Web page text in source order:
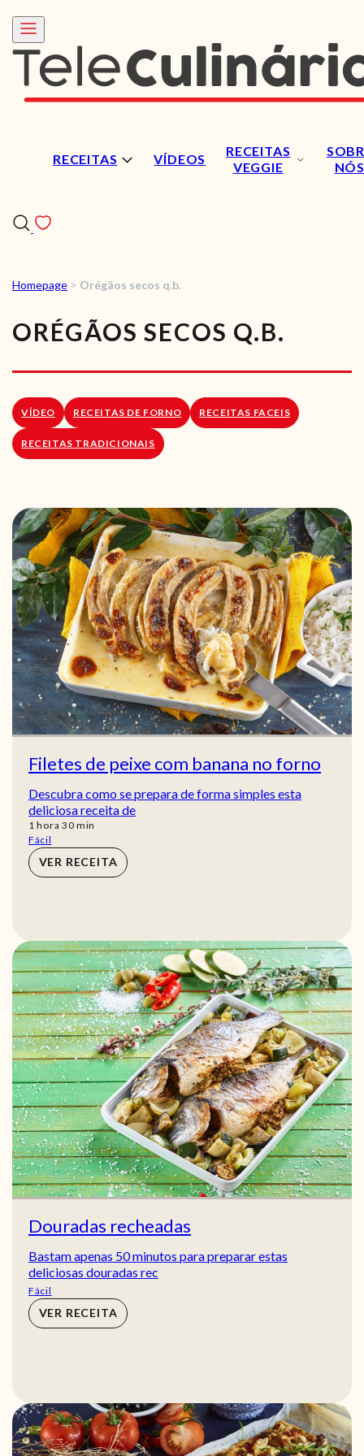
RECEITAS VÍDEOS
RECEITAS
VEGGIE
NÓS
RECEITAS
VÍDEOS
RECEITAS VEGGIE
SOBRE NÓS
LOJA ONLINE
Homepage > Orégãos secos q.b.
ORÉGÃOS SECOS Q.B.
VÍDEO RECEITAS DE FORNO RECEITAS FACEIS
RECEITAS TRADICIONAIS
Filetes de peixe com banana no forno
Descubra como se prepara de forma simples esta
deliciosa receita de
1 hora
hora 30min
min
Fácil
VER RECEITA
Douradas recheadas
Bastam apenas 50 minutos para preparar estas
deliciosas douradas rec
Fácil
VER RECEITA